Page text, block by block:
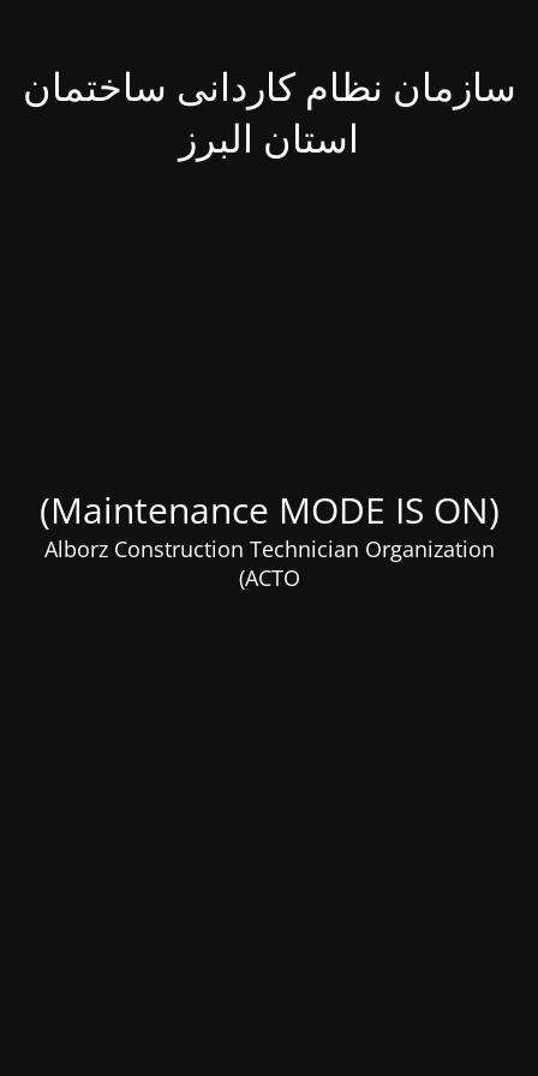
سازمان نظام کاردانی ساختمان
استان البرز
(Maintenance MODE IS ON)
Alborz Construction Technician Organization
(ACTO